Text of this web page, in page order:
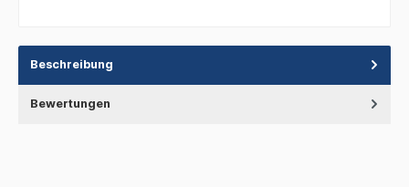
Beschreibung
Bewertungen